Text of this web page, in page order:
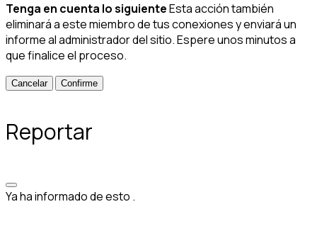
Tenga en cuenta lo siguienteEsta acción también
eliminará a este miembro de tus conexiones y enviará un
informe al administrador del sitio. Espere unos minutos a
que finalice el proceso.
Confirme
Reportar
Ya ha informado de esto .